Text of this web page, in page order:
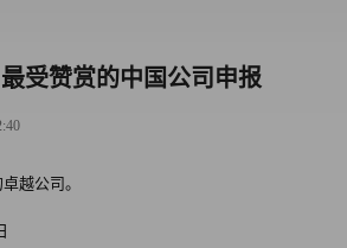
受赞赏的中国公司申报
越公司。